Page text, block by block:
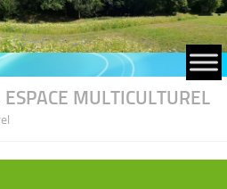
MULTICULTUREL